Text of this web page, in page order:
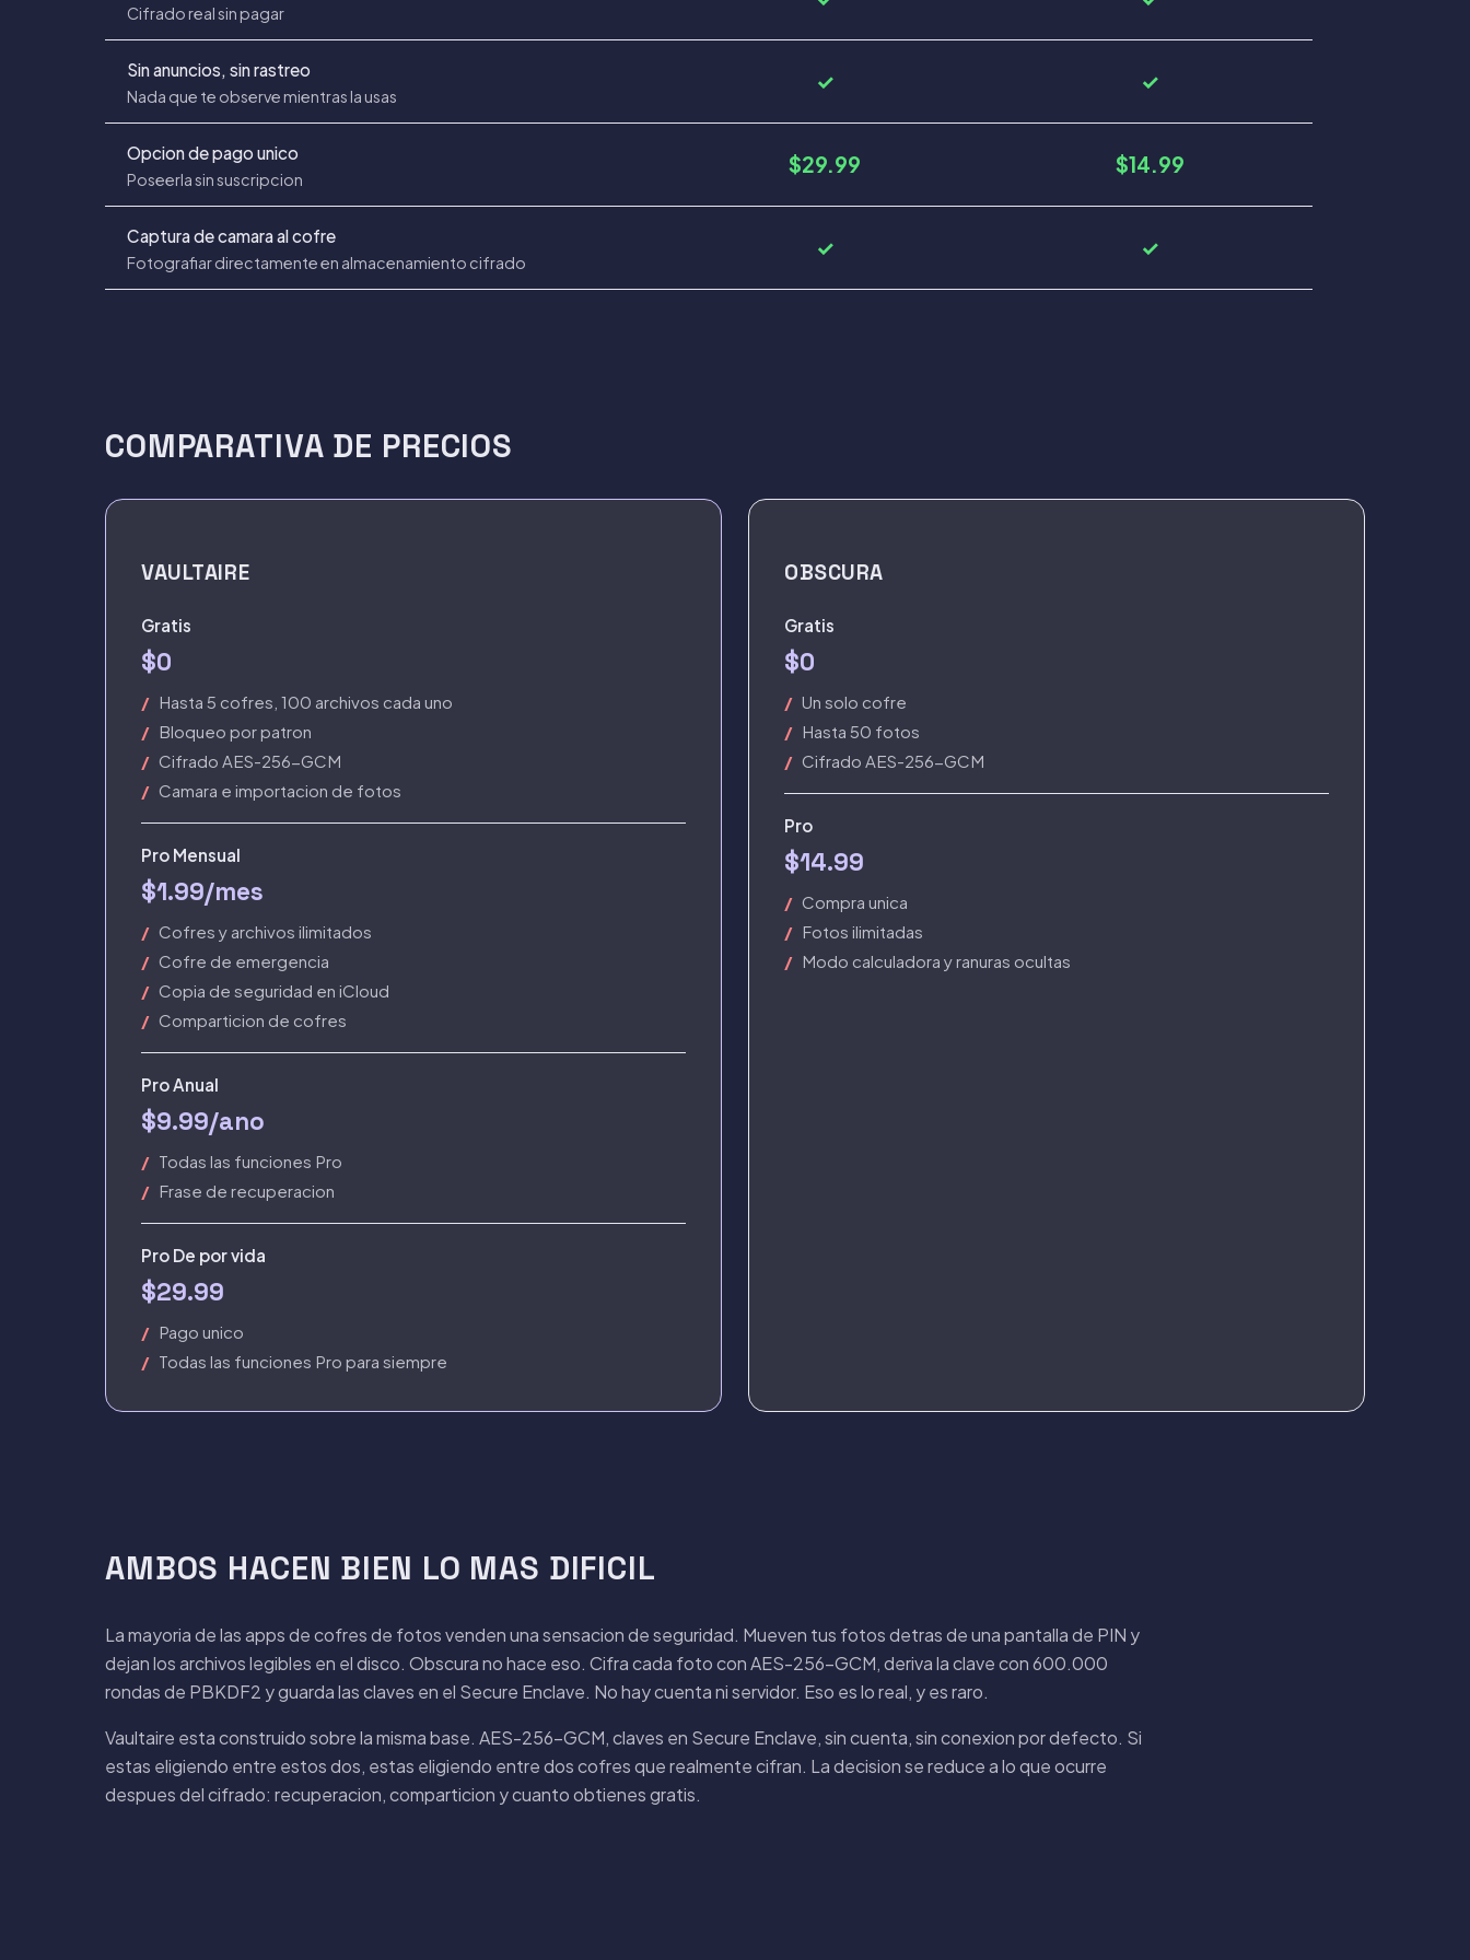
Cifrado real sin pagar
Sin anuncios, sin rastreo
Nada que te observe mientras la usas
✓ ✓
Opcion de pago unico
Poseerla sin suscripcion
$29.99 $14.99
Captura de camara al cofre
Fotografiar directamente en almacenamiento cifrado
✓ ✓
COMPARATIVA DE PRECIOS
VAULTAIRE
Gratis
$0
Hasta 5 cofres, 100 archivos cada uno
Bloqueo por patron
Cifrado AES-256-GCM
Camara e importacion de fotos
Pro Mensual
$1.99/mes
Cofres y archivos ilimitados
Cofre de emergencia
Copia de seguridad en iCloud
Comparticion de cofres
Pro Anual
$9.99/ano
Todas las funciones Pro
Frase de recuperacion
Pro De por vida
$29.99
Pago unico
Todas las funciones Pro para siempre
OBSCURA
Gratis
$0
Un solo cofre
Hasta 50 fotos
Cifrado AES-256-GCM
Pro
$14.99
Compra unica
Fotos ilimitadas
Modo calculadora y ranuras ocultas
AMBOS HACEN BIEN LO MAS DIFICIL
La mayoria de las apps de cofres de fotos venden una sensacion de seguridad. Mueven tus fotos detras de una pantalla de PIN y
dejan los archivos legibles en el disco. Obscura no hace eso. Cifra cada foto con AES-256-GCM, deriva la clave con 600.000
rondas de PBKDF2 y guarda las claves en el Secure Enclave. No hay cuenta ni servidor. Eso es lo real, y es raro.
Vaultaire esta construido sobre la misma base. AES-256-GCM, claves en Secure Enclave, sin cuenta, sin conexion por defecto. Si
estas eligiendo entre estos dos, estas eligiendo entre dos cofres que realmente cifran. La decision se reduce a lo que ocurre
despues del cifrado: recuperacion, comparticion y cuanto obtienes gratis.